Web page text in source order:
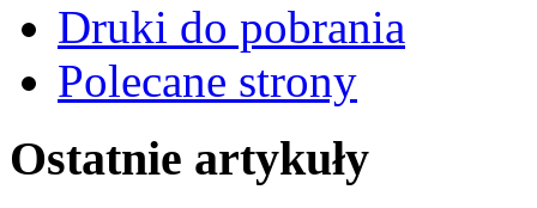
Druki do pobrania
Polecane strony
Ostatnie artykuły